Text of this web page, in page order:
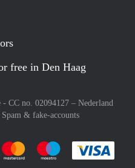
free in Den Haag
CC no. 02094127 – Nederland
Spam & fake-accounts
easily with :payment method
Pay easily with :payment
Pay easily with